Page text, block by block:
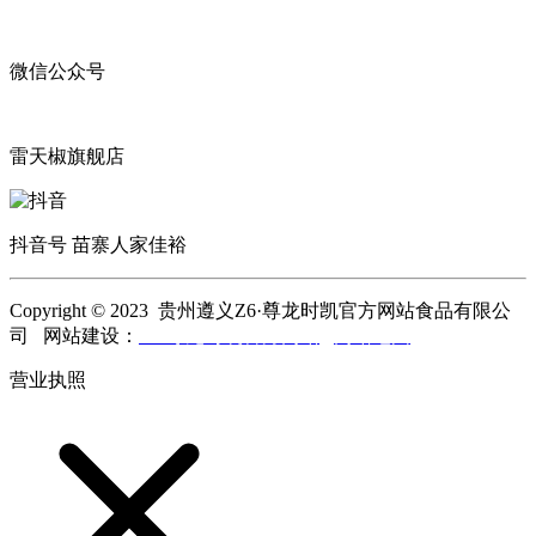
微信公众号
雷天椒旗舰店
抖音号 苗寨人家佳裕
Copyright © 2023 贵州遵义Z6·尊龙时凯官方网站食品有限公
司 网站建设：
营业执照